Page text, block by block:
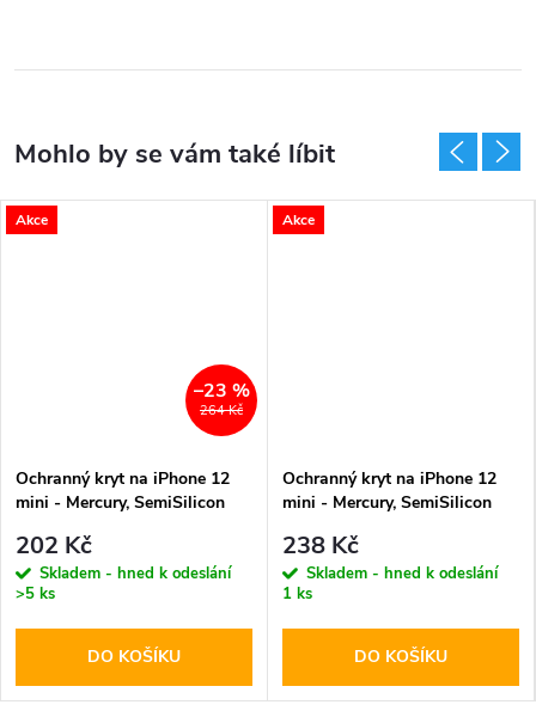
Akce
264 Kč
–23 %
Ochranný kryt na iPhone 12
mini - Mercury, SemiSilicon
202 Kč
Skladem - hned k odeslání
>5 ks
DO KOŠÍKU
Akce
Ochranný kryt na iPhone 12
mini - Mercury, SemiSilicon
238 Kč
Skladem - hned k odeslání
1 ks
DO KOŠÍKU